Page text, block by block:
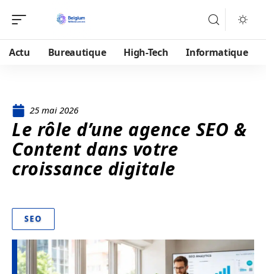
Actu Bureautique High-Tech Informatique
25 mai 2026
Le rôle d’une agence SEO &
Content dans votre
croissance digitale
SEO